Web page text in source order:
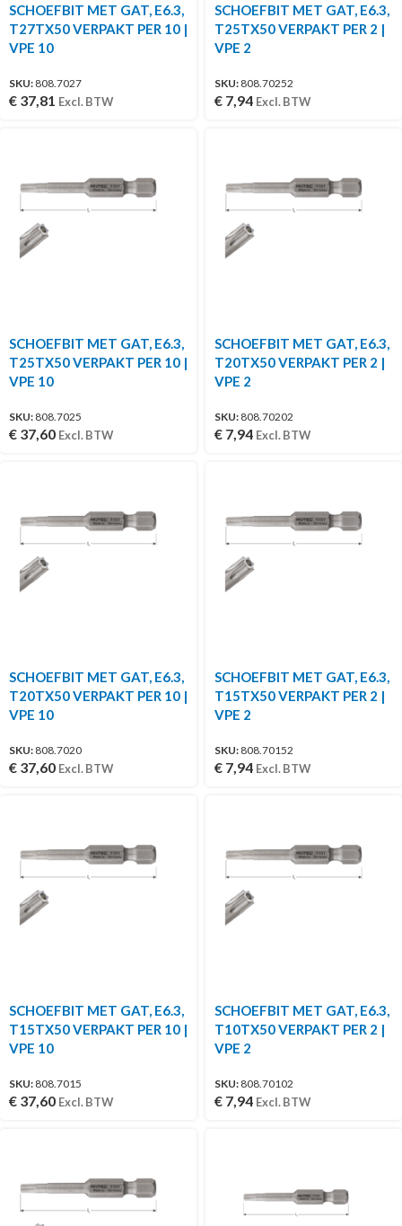
SCHOEFBIT MET GAT, E6.3,
T27TX50 VERPAKT PER 10 |
VPE 10
SKU: 808.7027
€ 37,81 Excl. BTW
SCHOEFBIT MET GAT, E6.3,
T25TX50 VERPAKT PER 2 |
VPE 2
SKU: 808.70252
€ 7,94 Excl. BTW
SCHOEFBIT MET GAT, E6.3,
T25TX50 VERPAKT PER 10 |
VPE 10
SKU: 808.7025
€ 37,60 Excl. BTW
SCHOEFBIT MET GAT, E6.3,
T20TX50 VERPAKT PER 2 |
VPE 2
SKU: 808.70202
€ 7,94 Excl. BTW
SCHOEFBIT MET GAT, E6.3,
T20TX50 VERPAKT PER 10 |
VPE 10
SKU: 808.7020
€ 37,60 Excl. BTW
SCHOEFBIT MET GAT, E6.3,
T15TX50 VERPAKT PER 2 |
VPE 2
SKU: 808.70152
€ 7,94 Excl. BTW
SCHOEFBIT MET GAT, E6.3,
T15TX50 VERPAKT PER 10 |
VPE 10
SKU: 808.7015
€ 37,60 Excl. BTW
SCHOEFBIT MET GAT, E6.3,
T10TX50 VERPAKT PER 2 |
VPE 2
SKU: 808.70102
€ 7,94 Excl. BTW